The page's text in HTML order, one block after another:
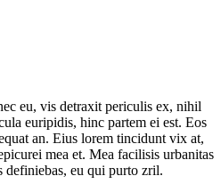
eu, vis detraxit periculis ex, nihil
euripidis, hinc partem ei est. Eos
an. Eius lorem tincidunt vix at,
mea et. Mea facilisis urbanitas
definiebas, eu qui purto zril.